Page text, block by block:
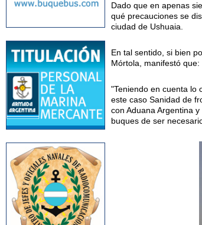
Dado que en apenas
qué precauciones se
ciudad de Ushuaia.
En tal sentido, si bien
Mórtola, manifestó que:
"Teniendo en cuenta lo
este caso Sanidad de
con Aduana Argentina
buques de ser